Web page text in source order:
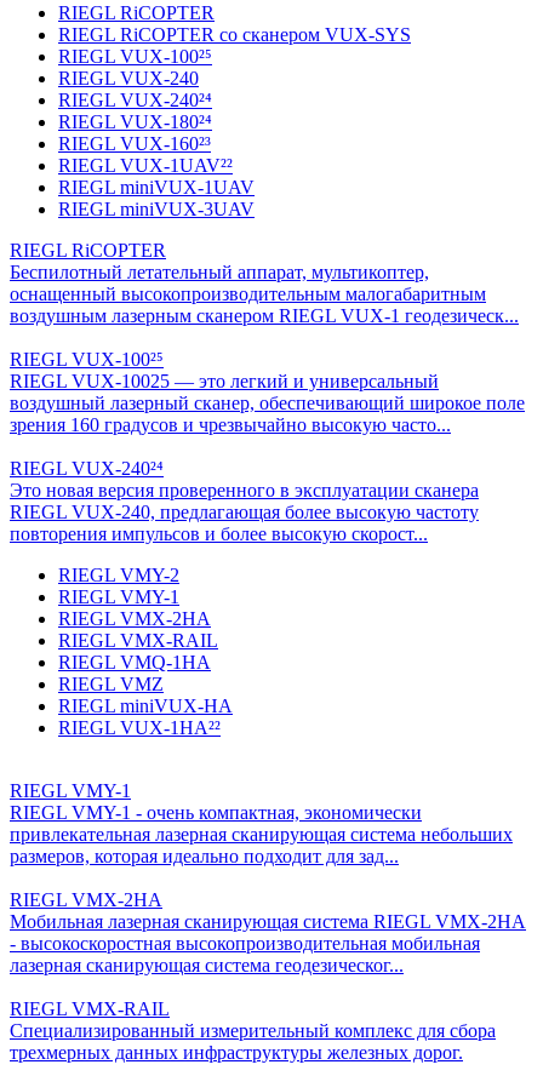
RIEGL RiCOPTER
RIEGL RiCOPTER со сканером VUX-SYS
RIEGL VUX-100²⁵
RIEGL VUX-240
RIEGL VUX-240²⁴
RIEGL VUX-180²⁴
RIEGL VUX-160²³
RIEGL VUX-1UAV²²
RIEGL miniVUX-1UAV
RIEGL miniVUX-3UAV
RIEGL RiCOPTER
Беспилотный летательный аппарат, мультикоптер,
оснащенный высокопроизводительным малогабаритным
воздушным лазерным сканером RIEGL VUX-1 геодезическ...
RIEGL VUX-100²⁵
RIEGL VUX-10025 — это легкий и универсальный
воздушный лазерный сканер, обеспечивающий широкое поле
зрения 160 градусов и чрезвычайно высокую часто...
RIEGL VUX-240²⁴
Это новая версия проверенного в эксплуатации сканера
RIEGL VUX-240, предлагающая более высокую частоту
повторения импульсов и более высокую скорост...
RIEGL VMY-2
RIEGL VMY-1
RIEGL VMX-2HA
RIEGL VMX-RAIL
RIEGL VMQ-1HA
RIEGL VMZ
RIEGL miniVUX-HA
RIEGL VUX-1HA²²
RIEGL VMY-1
RIEGL VMY-1 - очень компактная, экономически
привлекательная лазерная сканирующая система небольших
размеров, которая идеально подходит для зад...
RIEGL VMX-2HA
Мобильная лазерная сканирующая система RIEGL VMX-2HA
- высокоскоростная высокопроизводительная мобильная
лазерная сканирующая система геодезическог...
RIEGL VMX-RAIL
Специализированный измерительный комплекс для сбора
трехмерных данных инфраструктуры железных дорог.